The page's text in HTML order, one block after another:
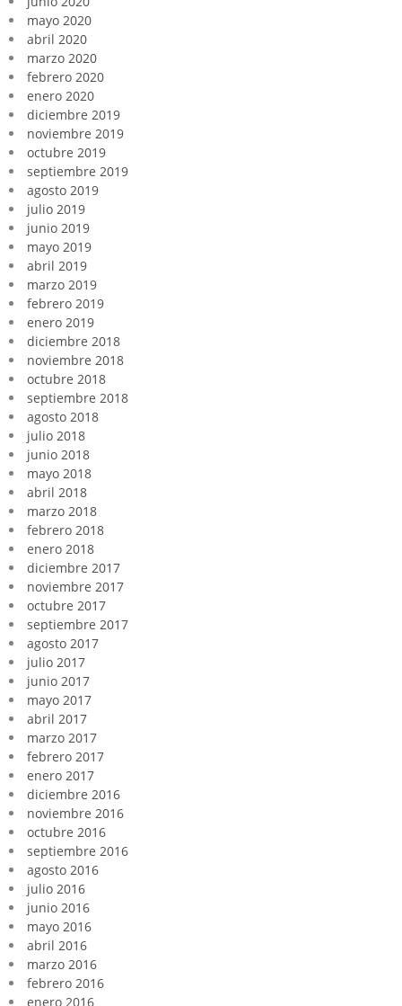
mayo 2020
abril 2020
marzo 2020
febrero 2020
enero 2020
diciembre 2019
noviembre 2019
octubre 2019
septiembre 2019
agosto 2019
julio 2019
junio 2019
mayo 2019
abril 2019
marzo 2019
febrero 2019
enero 2019
diciembre 2018
noviembre 2018
octubre 2018
septiembre 2018
agosto 2018
julio 2018
junio 2018
mayo 2018
abril 2018
marzo 2018
febrero 2018
enero 2018
diciembre 2017
noviembre 2017
octubre 2017
septiembre 2017
agosto 2017
julio 2017
junio 2017
mayo 2017
abril 2017
marzo 2017
febrero 2017
enero 2017
diciembre 2016
noviembre 2016
octubre 2016
septiembre 2016
agosto 2016
julio 2016
junio 2016
mayo 2016
abril 2016
marzo 2016
febrero 2016
enero 2016